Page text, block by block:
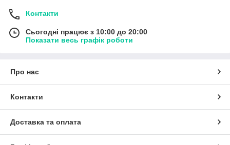
Контакти
Сьогодні працює з 10:00 до 20:00
Показати весь графік роботи
Про нас
Контакти
Доставка та оплата